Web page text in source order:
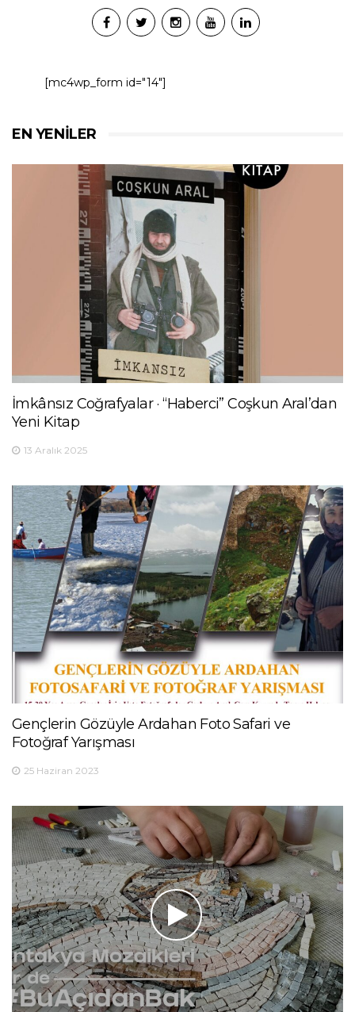
[mc4wp_form id="14"]
EN YENILER
İmkânsız Coğrafyalar · “Haberci” Coşkun Aral’dan
Yeni Kitap
13 Aralık 2025
Gençlerin Gözüyle Ardahan Foto Safari ve
Fotoğraf Yarışması
25 Haziran 2023